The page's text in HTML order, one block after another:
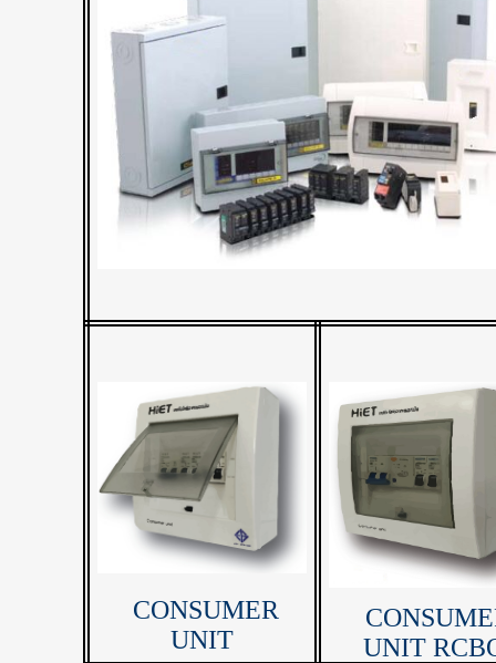
CONSUMER
UNIT
UNIT